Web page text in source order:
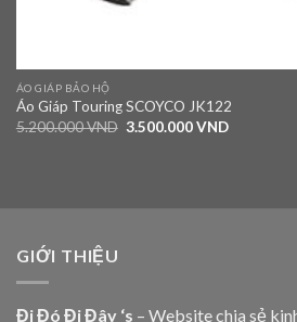
ÁO GIÁP BẢO HỘ
Áo Giáp Touring SCOYCO JK122
5.200.000VND 3.500.000VND
GIỚI THIỆU
Đi Đó Đi Đây ‘s – Website chia sẻ